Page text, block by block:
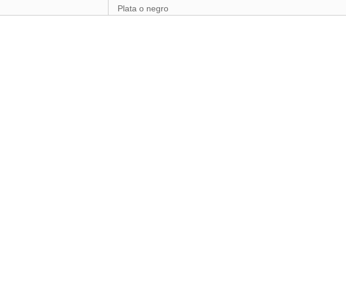
Plata o negro